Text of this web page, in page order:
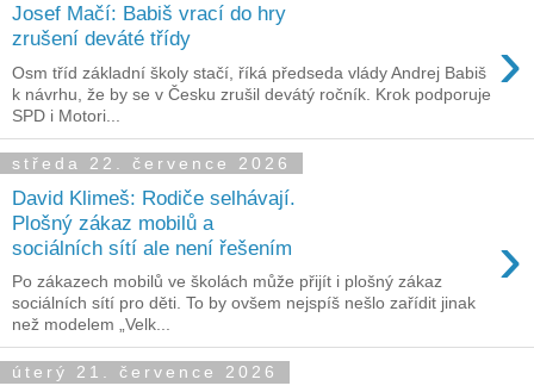
Josef Mačí: Babiš vrací do hry
zrušení deváté třídy
›
Osm tříd základní školy stačí, říká předseda vlády Andrej Babiš
k návrhu, že by se v Česku zrušil devátý ročník. Krok podporuje
SPD i Motori...
středa 22. července 2026
David Klimeš: Rodiče selhávají.
Plošný zákaz mobilů a
sociálních sítí ale není řešením
›
Po zákazech mobilů ve školách může přijít i plošný zákaz
sociálních sítí pro děti. To by ovšem nejspíš nešlo zařídit jinak
než modelem „Velk...
úterý 21. července 2026